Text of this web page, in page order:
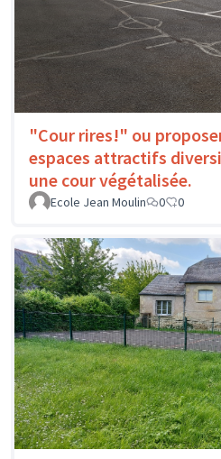
"Cour rires!" ou
espaces attractifs
une cour végétalisée.
Ecole Jean Moulin 0 0